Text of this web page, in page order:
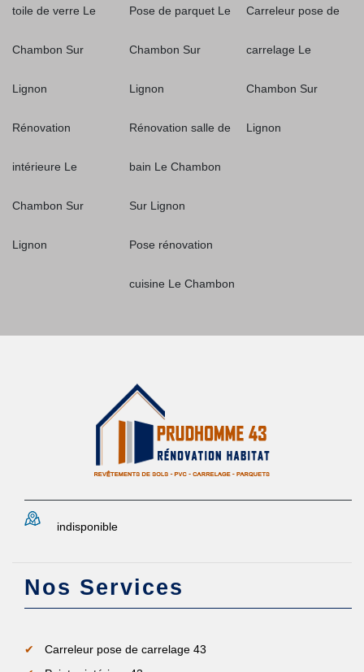
toile de verre Le
Chambon Sur
Lignon
Rénovation
intérieure Le
Chambon Sur
Lignon
Pose de parquet Le
Chambon Sur
Lignon
Rénovation salle de
bain Le Chambon
Sur Lignon
Pose rénovation
cuisine Le Chambon
Carreleur pose de
carrelage Le
Chambon Sur
Lignon
indisponible
Nos Services
Carreleur pose de carrelage 43